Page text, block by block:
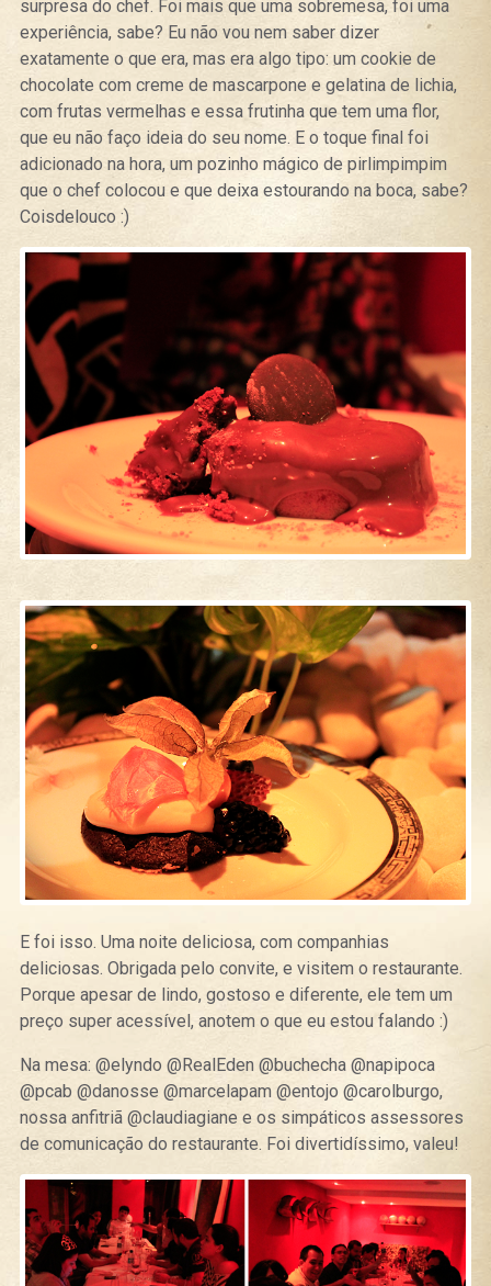
surpresa do chef. Foi mais que uma sobremesa, foi uma
experiência, sabe? Eu não vou nem saber dizer
exatamente o que era, mas era algo tipo: um cookie de
chocolate com creme de mascarpone e gelatina de lichia,
com frutas vermelhas e essa frutinha que tem uma flor,
que eu não faço ideia do seu nome. E o toque final foi
adicionado na hora, um pozinho mágico de pirlimpimpim
que o chef colocou e que deixa estourando na boca, sabe?
Coisdelouco :)
E foi isso. Uma noite deliciosa, com companhias
deliciosas. Obrigada pelo convite, e visitem o restaurante.
Porque apesar de lindo, gostoso e diferente, ele tem um
preço super acessível, anotem o que eu estou falando :)
Na mesa: @elyndo @RealEden @buchecha @napipoca
@pcab @danosse @marcelapam @entojo @carolburgo,
nossa anfitriã @claudiagiane e os simpáticos assessores
de comunicação do restaurante. Foi divertidíssimo, valeu!